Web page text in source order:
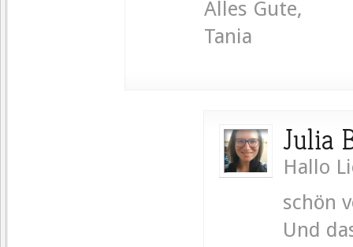
Alles Gute,
Tania
Julia
Hallo
schön
Und